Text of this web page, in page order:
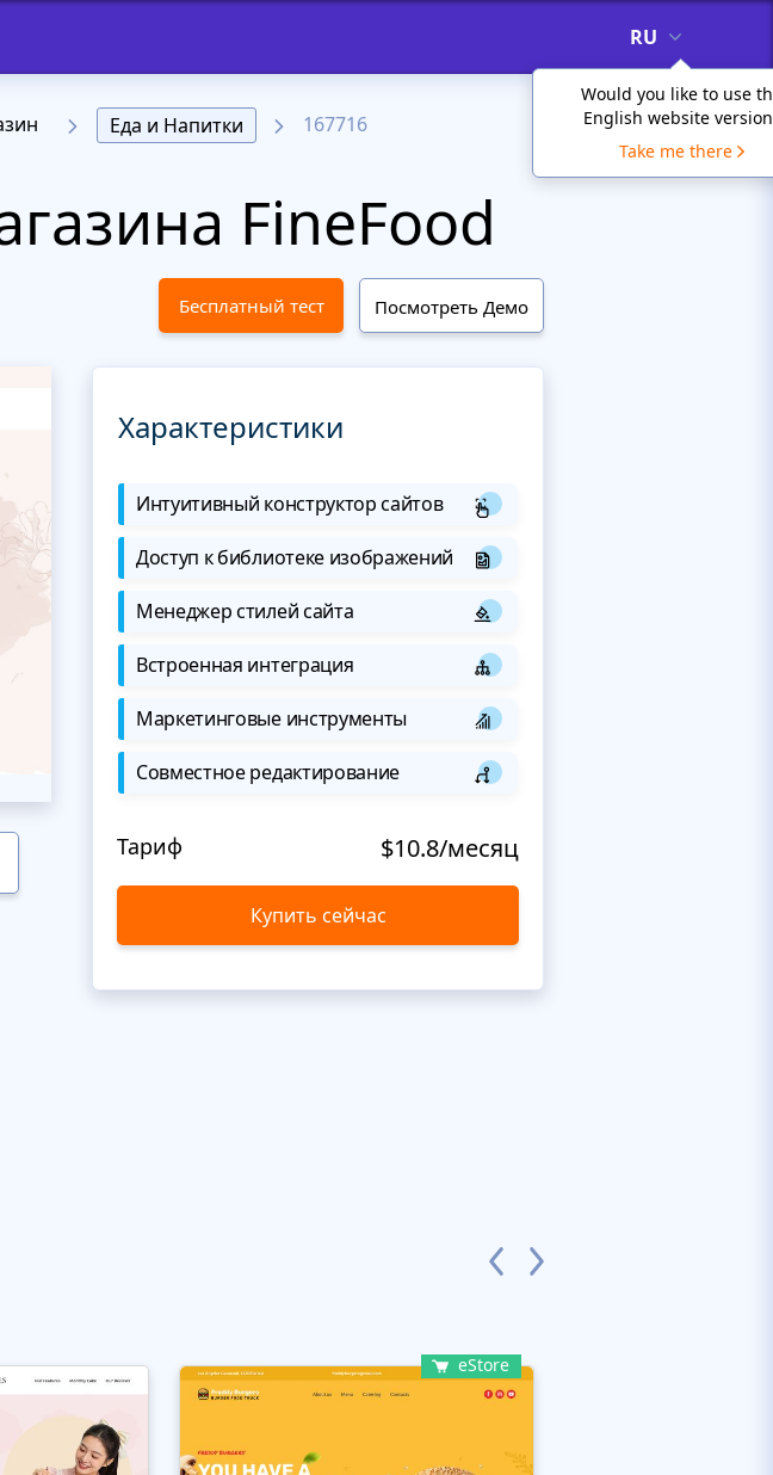
RU
Would you like to use
English website
Take me there
Еда и Напитки 167716
FineFood
Бесплатный тест Посмотреть Демо
Характеристики
Интуитивный конструктор сайтов
Доступ к библиотеке изображений
Менеджер стилей сайта
Встроенная интеграция
Маркетинговые инструменты
Совместное редактирование
Тариф $10.8/месяц
Купить сейчас
eStore